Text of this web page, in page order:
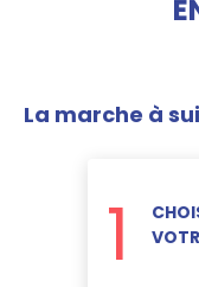
La marche à
1